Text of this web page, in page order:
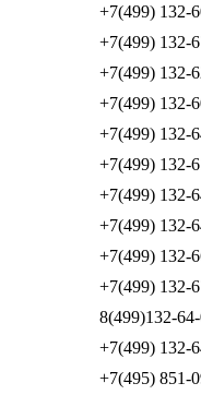
+7(499) 132-
+7(499) 132-
+7(499) 132-
+7(499) 132-
+7(499) 132-
+7(499) 132-
+7(499) 132-
+7(499) 132-
+7(499) 132-
+7(499) 132-
8(499)132-64-
+7(499) 132-
+7(495) 851-